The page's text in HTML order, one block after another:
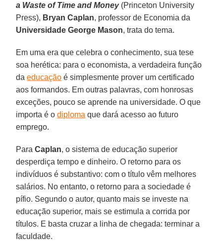
a Waste of Time and Money(Princeton University
Press), Bryan Caplan, professor de Economia da
Universidade George Mason, trata do tema.
Em uma era que celebra o conhecimento, sua tese
soa herética: para o economista, a verdadeira função
daeducação é simplesmente prover um certificado
aos formandos. Em outras palavras, com honrosas
exceções, pouco se aprende na universidade. O que
importa é odiploma que dará acesso ao futuro
emprego.
ParaCaplan, o sistema de educação superior
desperdiça tempo e dinheiro. O retorno para os
indivíduos é substantivo: com o título vêm melhores
salários. No entanto, o retorno para a sociedade é
pífio. Segundo o autor, quanto mais se investe na
educação superior, mais se estimula a corrida por
títulos. E basta cruzar a linha de chegada: terminar a
faculdade.